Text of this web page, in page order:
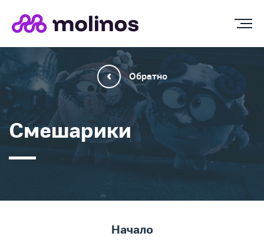
Обратно
Смешарики
Начало